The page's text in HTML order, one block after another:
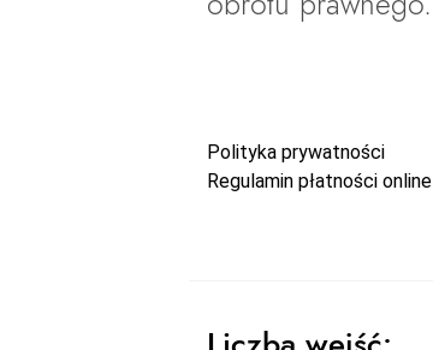
Polityka prywatności
Regulamin płatności online